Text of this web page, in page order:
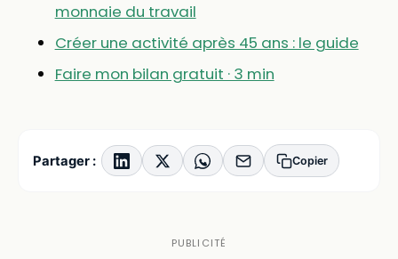
monnaie du travail
Créer une activité après 45 ans : le guide
Faire mon bilan gratuit · 3 min
Partager : Copier